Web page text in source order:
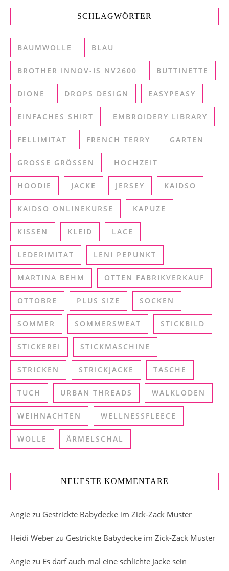
SCHLAGWÖRTER
BAUMWOLLE BLAU
BROTHER INNOV-IS NV2600 BUTTINETTE
DIONE DROPS DESIGN EASYPEASY
EINFACHES SHIRT EMBROIDERY LIBRARY
FELLIMITAT FRENCH TERRY GARTEN
GROSSE GRÖSSEN HOCHZEIT
HOODIE JACKE JERSEY KAIDSO
KAIDSO ONLINEKURSE KAPUZE
KISSEN KLEID LACE
LEDERIMITAT LENI PEPUNKT
MARTINA BEHM OTTEN FABRIKVERKAUF
OTTOBRE PLUS SIZE SOCKEN
SOMMER SOMMERSWEAT STICKBILD
STICKEREI STICKMASCHINE
STRICKEN STRICKJACKE TASCHE
TUCH URBAN THREADS WALKLODEN
WEIHNACHTEN WELLNESSFLEECE
WOLLE ÄRMELSCHAL
NEUESTE KOMMENTARE
Angie zu Gestrickte Babydecke im Zick-Zack Muster
Heidi Weber zu Gestrickte Babydecke im Zick-Zack Muster
Angie zu Es darf auch mal eine schlichte Jacke sein